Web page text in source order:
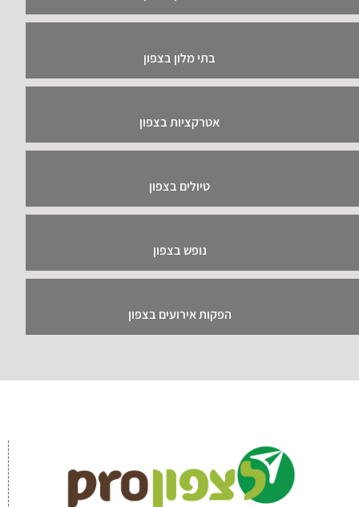
בתי מלון בצפון
אטרקציות בצפון
טיולים בצפון
נופש בצפון
הפקות אירועים בצפון